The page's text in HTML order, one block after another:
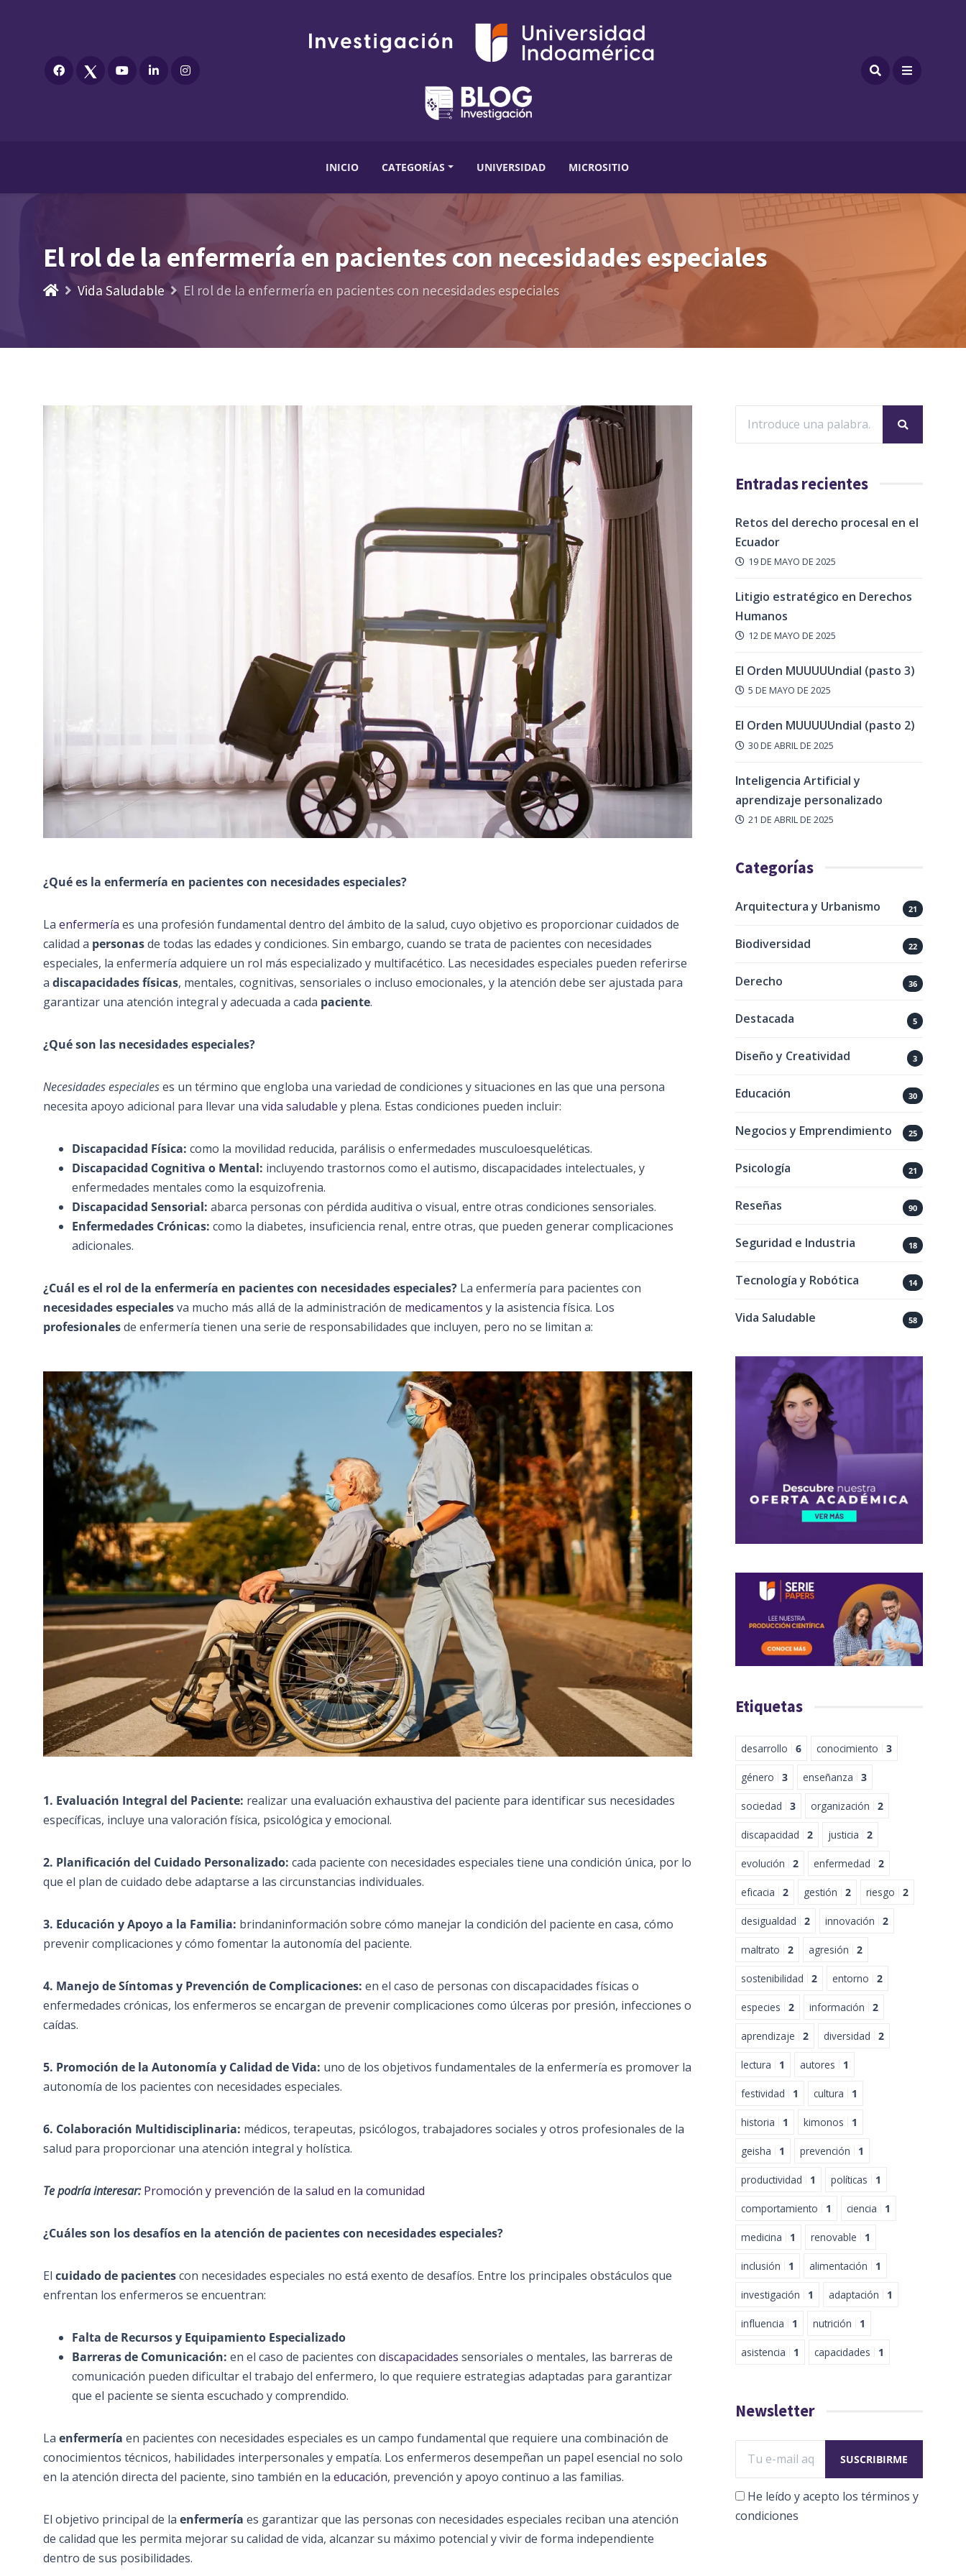
INICIO CATEGORÍAS UNIVERSIDAD MICROSITIO
El rol de la enfermería en pacientes con necesidades especiales
Vida Saludable El rol de la enfermería en pacientes con necesidades especiales
¿Qué es la enfermería en pacientes con necesidades especiales?
La enfermería es una profesión fundamental dentro del ámbito de la salud, cuyo objetivo es proporcionar cuidados de
calidad a personasde todas las edades y condiciones. Sin embargo, cuando se trata de pacientes con necesidades
especiales, la enfermería adquiere un rol más especializado y multifacético. Las necesidades especiales pueden referirse
a discapacidades físicas, mentales, cognitivas, sensoriales o incluso emocionales, y la atención debe ser ajustada para
garantizar una atención integral y adecuada a cada paciente.
¿Qué son las necesidades especiales?
Necesidades especialeses un término que engloba una variedad de condiciones y situaciones en las que una persona
necesita apoyo adicional para llevar una vida saludable y plena. Estas condiciones pueden incluir:
Discapacidad Física: como la movilidad reducida, parálisis o enfermedades musculoesqueléticas.
Discapacidad Cognitiva o Mental: incluyendo trastornos como el autismo, discapacidades intelectuales, y
enfermedades mentales como la esquizofrenia.
Discapacidad Sensorial: abarca personas con pérdida auditiva o visual, entre otras condiciones sensoriales.
Enfermedades Crónicas: como la diabetes, insuficiencia renal, entre otras, que pueden generar complicaciones
adicionales.
¿Cuál es el rol de la enfermería en pacientes con necesidades especiales? La enfermería para pacientes con
necesidades especialesva mucho más allá de la administración de medicamentos y la asistencia física. Los
profesionalesde enfermería tienen una serie de responsabilidades que incluyen, pero no se limitan a:
1. Evaluación Integral del Paciente: realizar una evaluación exhaustiva del paciente para identificar sus necesidades
específicas, incluye una valoración física, psicológica y emocional.
2. Planificación del Cuidado Personalizado: cada paciente con necesidades especiales tiene una condición única, por lo
que el plan de cuidado debe adaptarse a las circunstancias individuales.
3. Educación y Apoyo a la Familia: brindaninformación sobre cómo manejar la condición del paciente en casa, cómo
prevenir complicaciones y cómo fomentar la autonomía del paciente.
4. Manejo de Síntomas y Prevención de Complicaciones: en el caso de personas con discapacidades físicas o
enfermedades crónicas, los enfermeros se encargan de prevenir complicaciones como úlceras por presión, infecciones o
caídas.
5. Promoción de la Autonomía y Calidad de Vida: uno de los objetivos fundamentales de la enfermería es promover la
autonomía de los pacientes con necesidades especiales.
6. Colaboración Multidisciplinaria: médicos, terapeutas, psicólogos, trabajadores sociales y otros profesionales de la
salud para proporcionar una atención integral y holística.
Te podría interesar:Promoción y prevención de la salud en la comunidad
¿Cuáles son los desafíos en la atención de pacientes con necesidades especiales?
El cuidado de pacientescon necesidades especiales no está exento de desafíos. Entre los principales obstáculos que
enfrentan los enfermeros se encuentran:
Falta de Recursos y Equipamiento Especializado
Barreras de Comunicación: en el caso de pacientes con discapacidades sensoriales o mentales, las barreras de
comunicación pueden dificultar el trabajo del enfermero, lo que requiere estrategias adaptadas para garantizar
que el paciente se sienta escuchado y comprendido.
La enfermería en pacientes con necesidades especiales es un campo fundamental que requiere una combinación de
conocimientos técnicos, habilidades interpersonales y empatía. Los enfermeros desempeñan un papel esencial no solo
en la atención directa del paciente, sino también en la educación, prevención y apoyo continuo a las familias.
El objetivo principal de la enfermería es garantizar que las personas con necesidades especiales reciban una atención
de calidad que les permita mejorar su calidad de vida, alcanzar su máximo potencial y vivir de forma independiente
dentro de sus posibilidades.
Entradas recientes
Retos del derecho procesal en el
Ecuador
19 DE MAYO DE 2025
Litigio estratégico en Derechos
Humanos
12 DE MAYO DE 2025
El Orden MUUUUUndial (pasto 3)
5 DE MAYO DE 2025
El Orden MUUUUUndial (pasto 2)
30 DE ABRIL DE 2025
Inteligencia Artificial y
aprendizaje personalizado
21 DE ABRIL DE 2025
Categorías
Arquitectura y Urbanismo 21
Biodiversidad 22
Derecho 36
Destacada 5
Diseño y Creatividad 3
Educación 30
Negocios y Emprendimiento 25
Psicología 21
Reseñas 90
Seguridad e Industria 18
Tecnología y Robótica 14
Vida Saludable 58
Etiquetas
desarrollo 6 conocimiento 3
género 3 enseñanza 3
sociedad 3 organización 2
discapacidad 2 justicia 2
evolución 2 enfermedad 2
eficacia 2 gestión 2 riesgo 2
desigualdad 2 innovación 2
maltrato 2 agresión 2
sostenibilidad 2 entorno 2
especies 2 información 2
aprendizaje 2 diversidad 2
lectura 1 autores 1
festividad 1 cultura 1
historia 1 kimonos 1
geisha 1 prevención 1
productividad 1 políticas 1
comportamiento 1 ciencia 1
medicina 1 renovable 1
inclusión 1 alimentación 1
investigación 1 adaptación 1
influencia 1 nutrición 1
asistencia 1 capacidades 1
Newsletter
He leído y acepto los términos y
condiciones